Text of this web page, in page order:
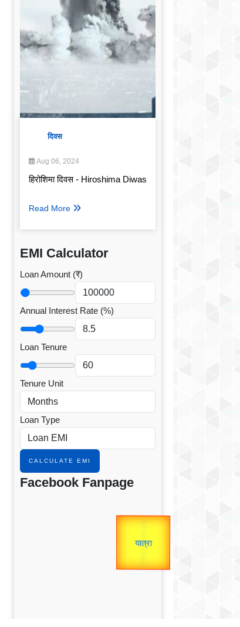
दिवस
Aug 06, 2024
हिरोशिमा दिवस - Hiroshima Diwas
Read More
EMI Calculator
Loan Amount (₹)
Annual Interest Rate (%)
Loan Tenure
Tenure Unit
Loan Type
CALCULATE EMI
Facebook Fanpage
उप प्रधानमंत्री
Valentine's
यात्रा
Gold Rate